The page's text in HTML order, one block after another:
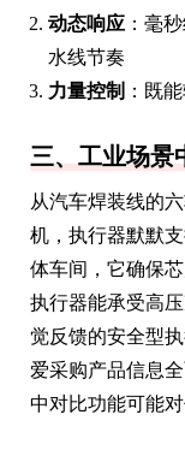
动态响应 ：毫
水线节奏
力量控制 ：既
三、工业场景
从汽车焊装线的
机，执行器默默
体车间，它确保
执行器能承受高
觉反馈的安全型
爱采购产品信息
中对比功能可能